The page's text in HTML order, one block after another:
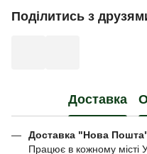
Поділитись з
Доставка
Доставка "Нова
Працює в кожному місті